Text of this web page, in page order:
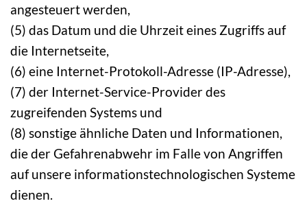
angesteuert werden,
(5) das Datum und die Uhrzeit eines Zugriffs auf
die Internetseite,
(6) eine Internet-Protokoll-Adresse (IP-Adresse),
(7) der Internet-Service-Provider des
zugreifenden Systems und
(8) sonstige ähnliche Daten und Informationen,
die der Gefahrenabwehr im Falle von Angriffen
auf unsere informationstechnologischen Systeme
dienen.